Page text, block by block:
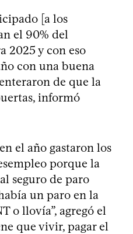
[a los
el 90% del
2025 y con eso
con una buena
de que la
informó
el año gastaron los
porque la
seguro de paro
un paro en la
o llovía”, agregó el
que vivir, pagar el